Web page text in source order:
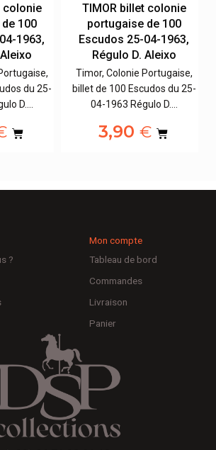
colonie
100
1963,
du 25-
D.…
TIMOR billet colonie
portugaise de 100
Escudos 25-04-1963,
Régulo D. Aleixo
Timor, Colonie Portugaise,
billet de 100 Escudos du 25-
04-1963 Régulo D.…
3,90 €
?
Mon compte
Tableau de bord
Commandes
Livraison
Panier